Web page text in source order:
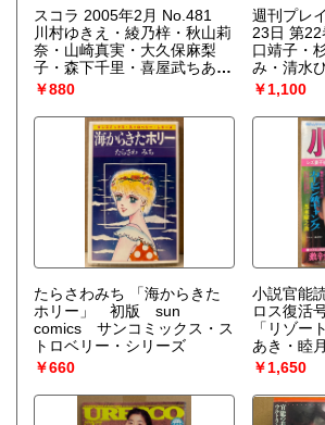
スコラ 2005年2月 No.481
川村ゆきえ・綾乃梓・秋山莉
奈・山崎真実・大久保麻梨
子・森下千里・喜屋武ちあ
き・小泉ゆうか・高橋幸子・
ソワーズ広田・高橋幸子・北
島なや・彩月貴央 他
￥880
週刊プレ
23日 第
口靖子・
み・清水
金子美香
理恵・宮
ドンナを
￥1,100
たらさわみち 「海からきた
ホリー」 初版 sun
comics サンコミックス・ス
トロベリー・シリーズ
￥660
小説官能
ロス復活
「リゾー
あき・睦
木淳・魔
藤崎美砂
￥1,650